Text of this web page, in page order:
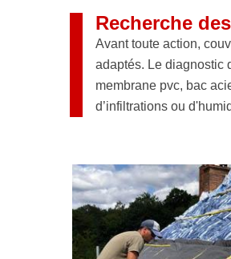
Recherche
Avant toute action,
adaptés. Le diagnostic
membrane pvc, bac
d’infiltrations ou